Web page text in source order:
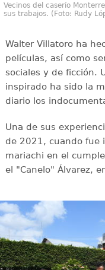
Vecinos del caserío
sus trabajos. (Foto: Rudy
Walter Villatoro ha
películas, así como
sociales y de ficción.
inspirado ha sido la
diario los
Una de sus
de 2021, cuando fue
mariachi en el
el "Canelo" Álvarez,